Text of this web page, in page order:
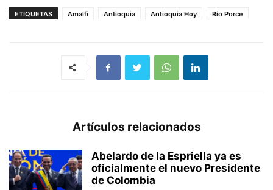
ETIQUETAS Amalfi Antioquia Antioquia Hoy Río Porce
Artículos relacionados
Abelardo de la Espriella ya es
oficialmente el nuevo Presidente
de Colombia